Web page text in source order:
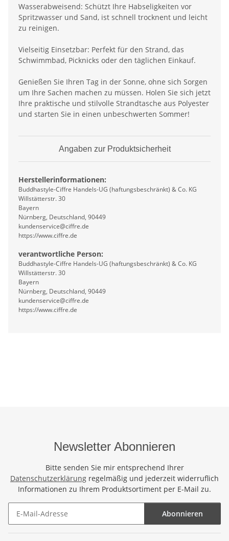
Wasserabweisend: Schützt Ihre Habseligkeiten vor
Spritzwasser und Sand, ist schnell trocknent und leicht
zu reinigen.
Vielseitig Einsetzbar: Perfekt für den Strand, das
Schwimmbad, Picknicks oder den täglichen Einkauf.
Genießen Sie Ihren Tag in der Sonne, ohne sich Sorgen
um Ihre Sachen machen zu müssen. Holen Sie sich jetzt
Ihre praktische und stilvolle Strandtasche aus Polyester
und starten Sie in einen unbeschwerten Sommer!
Angaben zur Produktsicherheit
Herstellerinformationen:
Buddhastyle-Ciffre Handels-UG (haftungsbeschränkt) & Co. KG
Willstätterstr. 30
Bayern
Nürnberg, Deutschland, 90449
kundenservice@ciffre.de
https://www.ciffre.de
verantwortliche Person:
Buddhastyle-Ciffre Handels-UG (haftungsbeschränkt) & Co. KG
Willstätterstr. 30
Bayern
Nürnberg, Deutschland, 90449
kundenservice@ciffre.de
https://www.ciffre.de
Newsletter Abonnieren
Bitte senden Sie mir entsprechend Ihrer
Datenschutzerklärung regelmäßig und jederzeit widerruflich
Informationen zu Ihrem Produktsortiment per E-Mail zu.
Abonnieren